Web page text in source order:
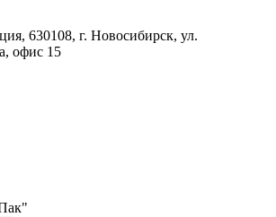
630108, г. Новосибирск, ул.
офис 15